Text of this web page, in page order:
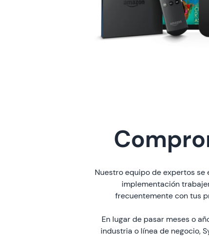
Nuestro equipo de expertos
implementación
frecuentemente con tus
En lugar de pasar meses o
industria o línea de negocio,